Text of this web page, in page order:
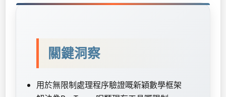
關鍵洞察
用於無限制處理程序驗證嘅新穎數學框架